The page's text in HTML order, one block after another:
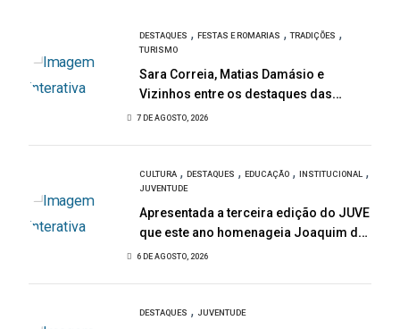
DESTAQUES , FESTAS E ROMARIAS ,TRADIÇÕES ,
TURISMO
Sara Correia, Matias Damásio e
Vizinhos entre os destaques das
Festas de São Bartolomeu
7 DE AGOSTO, 2026
CULTURA , DESTAQUES , EDUCAÇÃO , INSTITUCIONAL ,
JUVENTUDE
Apresentada a terceira edição do JUVE
que este ano homenageia Joaquim de
Almeida
6 DE AGOSTO, 2026
DESTAQUES , JUVENTUDE